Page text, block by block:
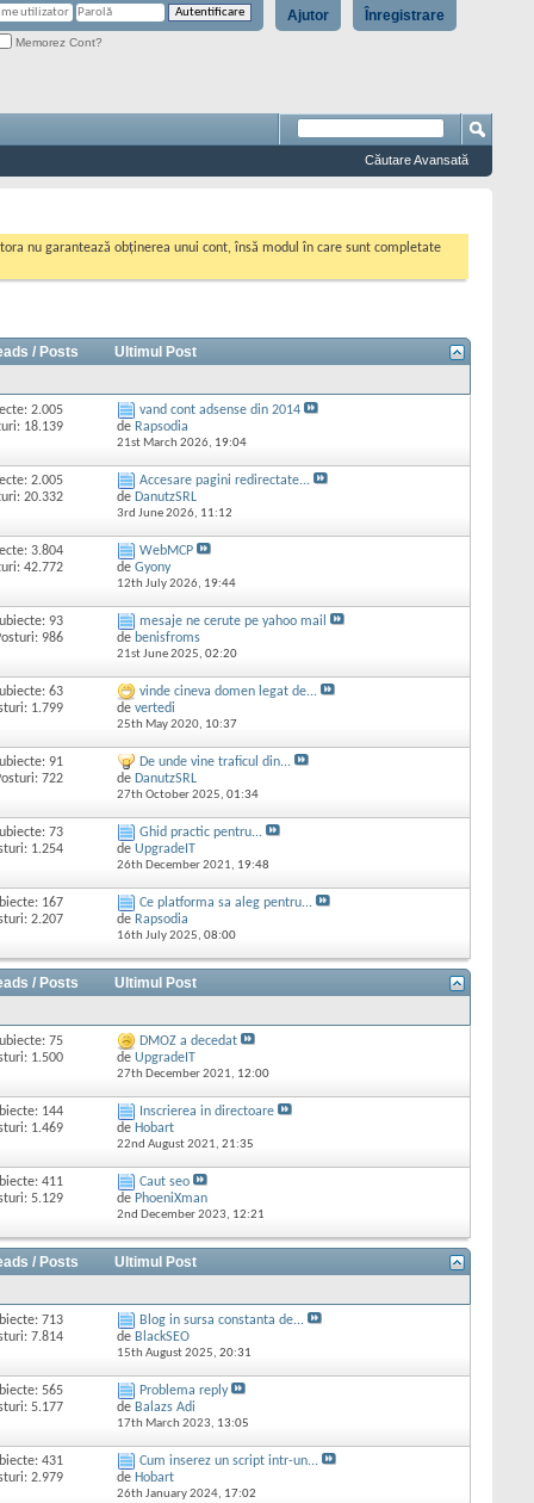
Înregistrare
Ajutor
Memorez Cont?
Căutare Avansată
nu garantează obținerea unui cont, însă modul în care sunt completate
/ Posts
Ultimul Post
2.005
18.139
vand cont adsense din 2014
de Rapsodia
21st March 2026, 19:04
2.005
20.332
Accesare pagini redirectate...
de DanutzSRL
3rd June 2026, 11:12
3.804
42.772
WebMCP
de Gyony
12th July 2026, 19:44
93
986
mesaje ne cerute pe yahoo mail
de benisfroms
21st June 2025, 02:20
63
1.799
vinde cineva domen legat de...
de vertedi
25th May 2020, 10:37
91
722
De unde vine traficul din...
de DanutzSRL
27th October 2025, 01:34
73
1.254
Ghid practic pentru...
de UpgradeIT
26th December 2021, 19:48
167
2.207
Ce platforma sa aleg pentru...
de Rapsodia
16th July 2025, 08:00
/ Posts
Ultimul Post
75
1.500
DMOZ a decedat
de UpgradeIT
27th December 2021, 12:00
144
1.469
Inscrierea in directoare
de Hobart
22nd August 2021, 21:35
411
5.129
Caut seo
de PhoeniXman
2nd December 2023, 12:21
/ Posts
Ultimul Post
713
7.814
Blog in sursa constanta de...
de BlackSEO
15th August 2025, 20:31
565
5.177
Problema reply
de Balazs Adi
17th March 2023, 13:05
431
2.979
Cum inserez un script intr-un...
de Hobart
26th January 2024, 17:02